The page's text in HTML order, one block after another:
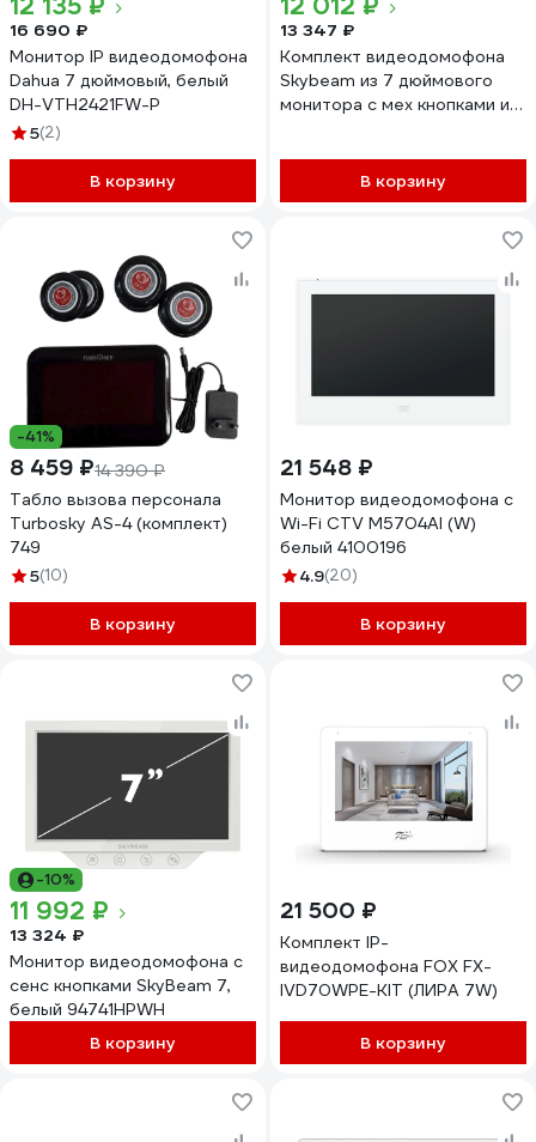
16 690 ₽
Монитор IP видеодомофона
Dahua 7 дюймовый, белый
DH-VTH2421FW-P
5(2)
В корзину
13 347 ₽
Комплект видеодомофона
Skybeam из 7 дюймового
монитора с мех кнопками и
94705MA+ 94208-
600TVLWH
В корзину
-41%
8 459 ₽14 390 ₽
Табло вызова персонала
Turbosky AS-4 (комплект)
749
5(10)
В корзину
21 548 ₽
Монитор видеодомофона с
Wi-Fi CTV M5704AI (W)
белый 4100196
4.9(20)
В корзину
-10%
11 992 ₽
13 324 ₽
Монитор видеодомофона с
сенс кнопками SkyBeam 7,
белый 94741HPWH
В корзину
21 500 ₽
Комплект IP-
видеодомофона FOX FX-
IVD70WPE-KIT (ЛИРА 7W)
В корзину